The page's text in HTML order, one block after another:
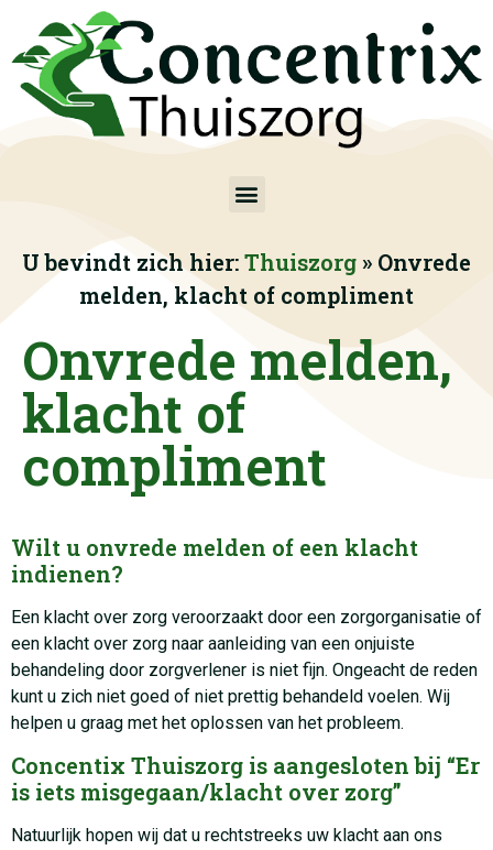
U bevindt zich hier:Thuiszorg » Onvrede
melden, klacht of compliment
Onvrede melden,
klacht of
compliment
Wilt u onvrede melden of een klacht
indienen?
Een klacht over zorg veroorzaakt door een zorgorganisatie of
een klacht over zorg naar aanleiding van een onjuiste
behandeling door zorgverlener is niet fijn. Ongeacht de reden
kunt u zich niet goed of niet prettig behandeld voelen. Wij
helpen u graag met het oplossen van het probleem.
Concentix Thuiszorg is aangesloten bij “Er
is iets misgegaan/klacht over zorg”
Natuurlijk hopen wij dat u rechtstreeks uw klacht aan ons